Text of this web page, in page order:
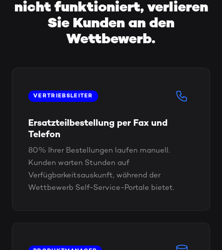
nicht funktioniert, verlieren
Sie Kunden an den
Wettbewerb.
VERTRIEBSLEITER
Ersatzteilbestellung per Fax und
Telefon
80% Ihrer Bestellungen laufen manuell.
Kunden warten Stunden auf
Verfügbarkeitsauskunft, während der
Wettbewerb Self-Service-Portale bietet.